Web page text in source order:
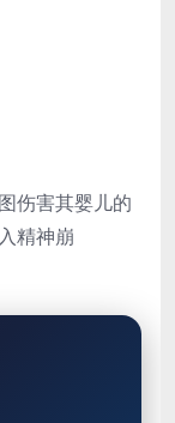
伤害其婴儿的
精神崩